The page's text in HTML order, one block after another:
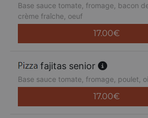
Base sauce tomate, fromage, bacon
crème fraîche, oeuf
17.00€
fajitas senior
Base sauce tomate, fromage, poulet,
17.00€